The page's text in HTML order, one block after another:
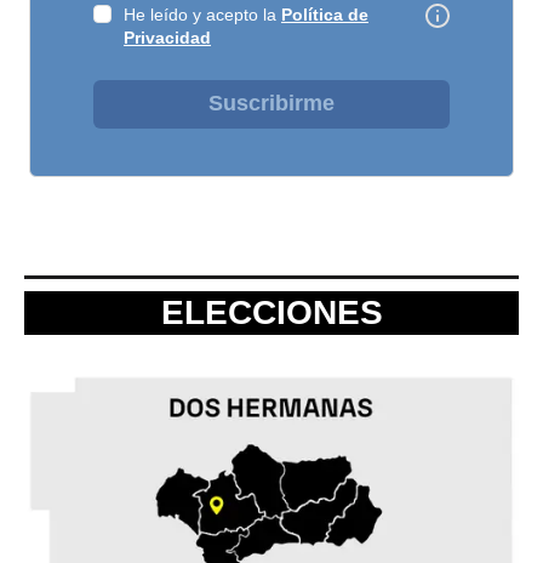
He leído y acepto la Política de
Privacidad
Suscribirme
ELECCIONES